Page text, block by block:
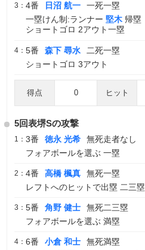
3： 4番 日沼 航一
一死一塁
一塁けん制:ランナー 堅木 帰塁
ショートゴロ 2アウト一塁
4： 5番 森下 尋水
二死一塁
ショートゴロ 3アウト
得点 0 ヒット
5回表堺Sの攻撃
1： 3番 徳永 光希
無死走者なし
フォアボールを選ぶ 一塁
2： 4番 高橋 楓真
無死一塁
レフトへのヒットで出塁 二三塁
3： 5番 角野 健士
無死二三塁
フォアボールを選ぶ 満塁
4： 6番 小倉 和士 無死満塁